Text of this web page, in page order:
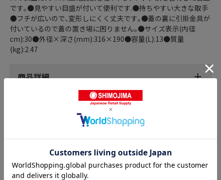
です｡●見やすい目盛が付いて便利です.●持ちやすい大きな取手
●フチが広いので､変形しにくく丈夫です｡●蓋の裏に引掛金具が
付いているので蓋の置き場に困りません｡●サイズ表示(内径
cm):30●外径×深さ(mm):316×190●容量(L):13●質量
(kg):2.47
商品詳細
半寸胴鍋の人気商品との比較